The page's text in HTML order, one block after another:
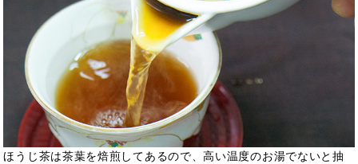
ほうじ茶は茶葉を焙煎してあるので、高い温度のお湯でないと抽